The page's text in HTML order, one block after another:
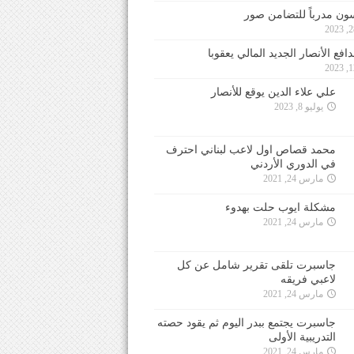
مدرباً للتضامن صور
الأنصار الجديد المالي يعقوبا
علي علاء الدين يوقع للأنصار
يوليو 8, 2023
محمد قصاص اول لاعب لبناني احترف
في الدوري الأردني
مارس 24, 2021
مشكلة ايوب حلت بهدوء
مارس 24, 2021
جاسبرت تلقى تقرير شامل عن كل
لاعبي فريقه
مارس 24, 2021
جاسبرت يجتمع ببدر اليوم ثم يقود حصته
التدريبية الأولى
مارس 24, 2021